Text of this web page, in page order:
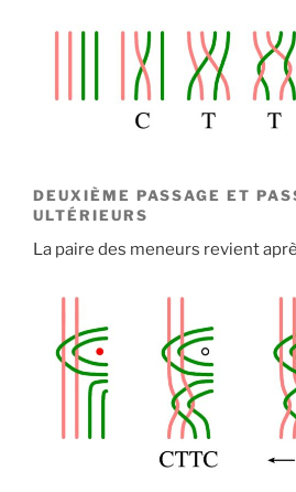
DEUXIÈME PASSAGE ET
ULTÉRIEURS
La paire des meneurs revient